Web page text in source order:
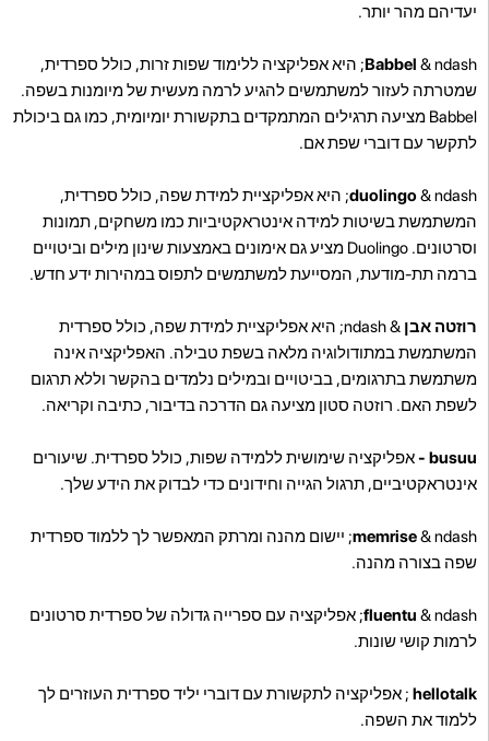
יעדיהם מהר יותר.
Babbel& ndash; היא אפליקציה ללימוד שפות זרות, כולל ספרדית,
שמטרתה לעזור למשתמשים להגיע לרמה מעשית של מיומנות בשפה.
Babbel מציעה תרגילים המתמקדים בתקשורת יומיומית, כמו גם ביכולת
לתקשר עם דוברי שפת אם.
duolingo& ndash; היא אפליקציית למידת שפה, כולל ספרדית,
המשתמשת בשיטות למידה אינטראקטיביות כמו משחקים, תמונות
וסרטונים. Duolingo מציע גם אימונים באמצעות שינון מילים וביטויים
ברמה תת-מודעת, המסייעת למשתמשים לתפוס במהירות ידע חדש.
רוזטה אבן
& ndash; היא אפליקציית למידת שפה, כולל ספרדית
המשתמשת במתודולוגיה מלאה בשפת טבילה. האפליקציה אינה
משתמשת בתרגומים, בביטויים ובמילים נלמדים בהקשר וללא תרגום
לשפת האם. רוזטה סטון מציעה גם הדרכה בדיבור, כתיבה וקריאה.
busuu -
אפליקציה שימושית ללמידה שפות, כולל ספרדית. שיעורים
אינטראקטיביים, תרגול הגייה וחידונים כדי לבדוק את הידע שלך.
memrise& ndash; יישום מהנה ומרתק המאפשר לך ללמוד ספרדית
שפה בצורה מהנה.
fluentu& ndash; אפליקציה עם ספרייה גדולה של ספרדית סרטונים
לרמות קושי שונות.
hellotalk ; אפליקציה לתקשורת עם דוברי יליד ספרדית העוזרים לך
ללמוד את השפה.